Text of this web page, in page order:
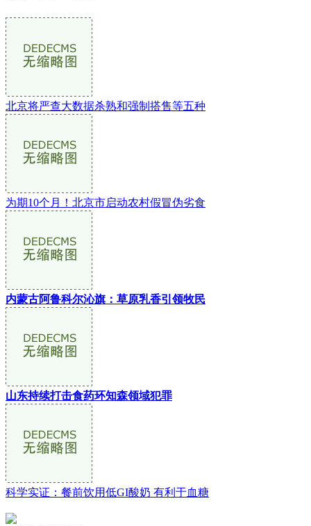
北京将严查大数据杀熟和强制搭售等五种
为期10个月！北京市启动农村假冒伪劣食
内蒙古阿鲁科尔沁旗：草原乳香引领牧民
山东持续打击食药环知森领域犯罪
科学实证：餐前饮用低GI酸奶 有利于血糖